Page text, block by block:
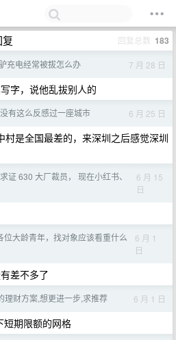
回复总数 183
充电经常被拔怎么办 7 月 28 日
字，说他乱拔别人的
有这么反感过一座城市 6 月 25 日
村是全国最差的，来深圳之后感觉深圳
求证 630 大厂裁员， 现在小红书、
6 月 15
日
位大龄青年，找对象应该看重什么
6 月 1
日
差不多了
理财方案,想更进一步,求推荐 6 月 1 日
短期限额的网格